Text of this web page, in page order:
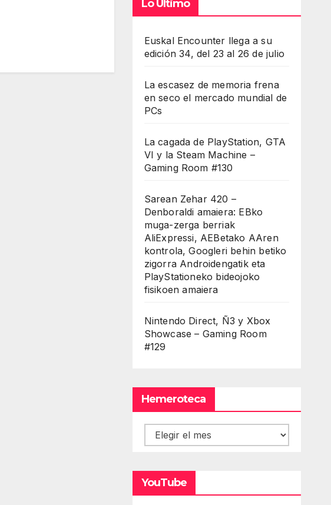
Lo Último
Euskal Encounter llega a su
edición 34, del 23 al 26 de julio
La escasez de memoria frena
en seco el mercado mundial de
PCs
La cagada de PlayStation, GTA
VI y la Steam Machine –
Gaming Room #130
Sarean Zehar 420 –
Denboraldi amaiera: EBko
muga-zerga berriak
AliExpressi, AEBetako AAren
kontrola, Googleri behin betiko
zigorra Androidengatik eta
PlayStationeko bideojoko
fisikoen amaiera
Nintendo Direct, Ñ3 y Xbox
Showcase – Gaming Room
#129
Hemeroteca
Hemeroteca
YouTube